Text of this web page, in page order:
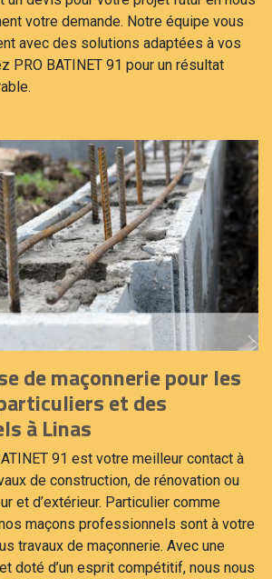
votre demande. Notre équipe vous
avec des solutions adaptées à vos
PRO BATINET 91 pour un résultat
de maçonnerie pour les
et des
à Linas
91 est votre meilleur contact à
de construction, de rénovation ou
et d’extérieur. Particulier comme
maçons professionnels sont à votre
travaux de maçonnerie. Avec une
doté d’un esprit compétitif, nous nous